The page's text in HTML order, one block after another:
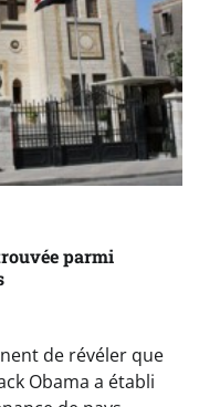
parmi
de révéler que
Obama a établi